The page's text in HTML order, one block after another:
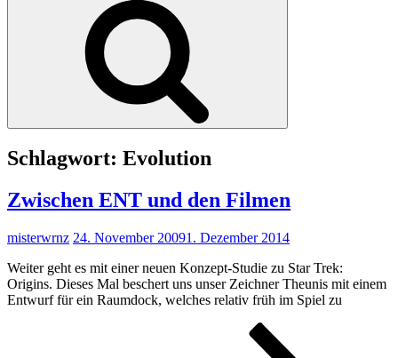
Schlagwort: Evolution
Zwischen ENT und den Filmen
misterwrnz 24. November 20091. Dezember 2014
Weiter geht es mit einer neuen Konzept-Studie zu Star Trek:
Origins. Dieses Mal beschert uns unser Zeichner Theunis mit einem
Entwurf für ein Raumdock, welches relativ früh im Spiel zu